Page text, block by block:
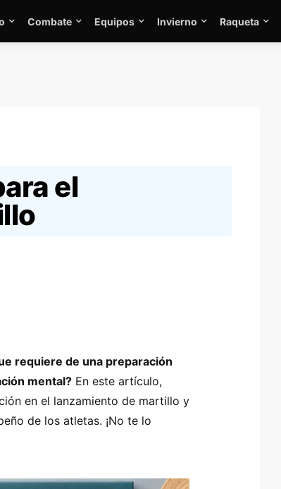
Combate Equipos Invierno Raqueta
el
requiere de una preparación
mental? En este artículo,
en el lanzamiento de martillo y
de los atletas. ¡No te lo